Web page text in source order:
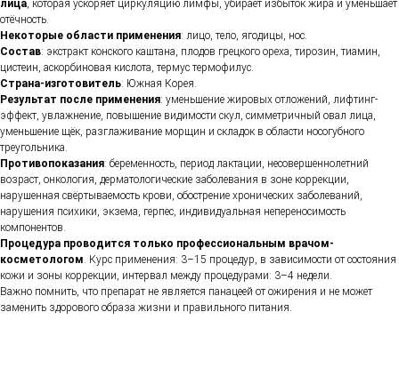
лица , которая ускоряет циркуляцию лимфы, убирает избыток жира и уменьшает
отёчность.
Некоторые области применения: лицо, тело, ягодицы, нос.
Состав: экстракт конского каштана, плодов грецкого ореха, тирозин, тиамин,
цистеин, аскорбиновая кислота, термус термофилус.
Страна-изготовитель: Южная Корея.
Результат после применения: уменьшение жировых отложений, лифтинг-
эффект, увлажнение, повышение видимости скул, симметричный овал лица,
уменьшение щёк, разглаживание морщин и складок в области носогубного
треугольника.
Противопоказания: беременность, период лактации, несовершеннолетний
возраст, онкология, дерматологические заболевания в зоне коррекции,
нарушенная свёртываемость крови, обострение хронических заболеваний,
нарушения психики, экзема, герпес, индивидуальная непереносимость
компонентов.
Процедура проводится только профессиональным врачом-
косметологом . Курс применения: 3–15 процедур, в зависимости от состояния
кожи и зоны коррекции, интервал между процедурами: 3–4 недели.
Важно помнить, что препарат не является панацеей от ожирения и не может
заменить здорового образа жизни и правильного питания.